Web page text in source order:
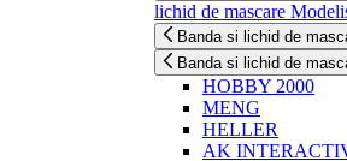
lichid de mascare
Banda si lichid de
Banda si lichid de
HOBBY 2000
MENG
HELLER
AK